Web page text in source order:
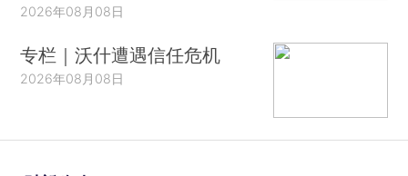
2026年08月08日
专栏｜沃什遭遇信任危机
2026年08月08日